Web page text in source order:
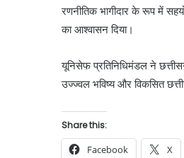
रणनीतिक भागीदार के रूप में
का आश्वासन दिया।
यूनिसेफ प्रतिनिधिमंडल ने
उज्ज्वल भविष्य और विकसित
Share this:
Facebook X